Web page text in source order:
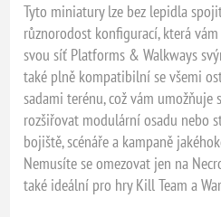
Tyto miniatury lze bez lepidla
různorodost konfigurací, která
svou síť Platforms & Walkways
také plně kompatibilní se všemi
sadami terénu, což vám umožňuje
rozšiřovat modulární osadu nebo
bojiště, scénáře a kampaně
Nemusíte se omezovat jen na
také ideální pro hry Kill Team a